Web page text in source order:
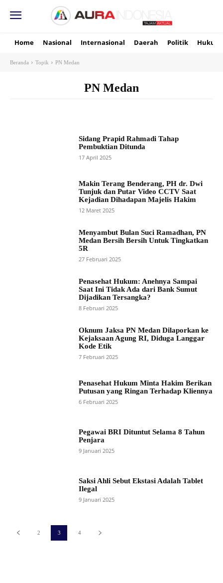
Home Nasional Internasional Daerah Politik Hukum
Beranda Topik PN Medan
PN Medan
Sidang Prapid Rahmadi Tahap
Pembuktian Ditunda
17 April 2025
Makin Terang Benderang, PH dr. Dwi
Tunjuk dan Putar Video CCTV Saat
Kejadian Dihadapan Majelis Hakim
12 Maret 2025
Menyambut Bulan Suci Ramadhan, PN
Medan Bersih Bersih Untuk Tingkatkan
5R
27 Februari 2025
Penasehat Hukum: Anehnya Sampai
Saat Ini Tidak Ada dari Bank Sumut
Dijadikan Tersangka?
8 Februari 2025
Oknum Jaksa PN Medan Dilaporkan ke
Kejaksaan Agung RI, Diduga Langgar
Kode Etik
7 Februari 2025
Penasehat Hukum Minta Hakim Berikan
Putusan yang Ringan Terhadap Kliennya
6 Februari 2025
Pegawai BRI Dituntut Selama 8 Tahun
Penjara
9 Januari 2025
Saksi Ahli Sebut Ekstasi Adalah Tablet
Ilegal
9 Januari 2025
2 3 4